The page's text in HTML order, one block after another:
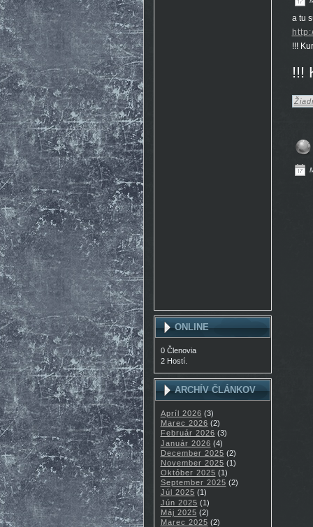
ONLINE
0 Členovia
2 Hostí.
ARCHÍV ČLÁNKOV
Apríl 2026 (3)
Marec 2026 (2)
Február 2026 (3)
Január 2026 (4)
December 2025 (2)
November 2025 (1)
Október 2025 (1)
September 2025 (2)
Júl 2025 (1)
Jún 2025 (1)
Máj 2025 (2)
Marec 2025 (2)
a tu
!!!
!!!